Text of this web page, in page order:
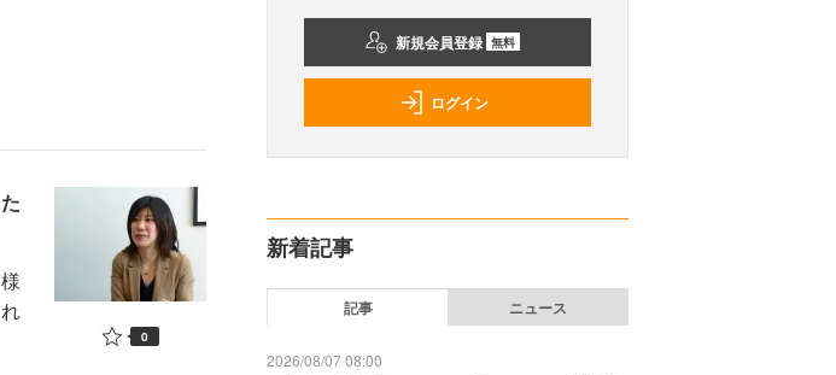
0
新規会員登録 無料
ログイン
新着記事
記事 ニュース
2026/08/07 08:00